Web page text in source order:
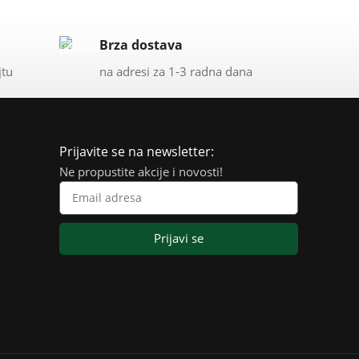
Brza dostava
na adresi za 1-3 radna dana
Prijavite se na newsletter:
Ne propustite akcije i novosti!
Prijavi se